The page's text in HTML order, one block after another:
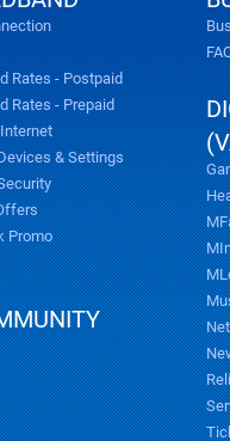
Rates - Postpaid
Rates - Prepaid
& Settings
Promo